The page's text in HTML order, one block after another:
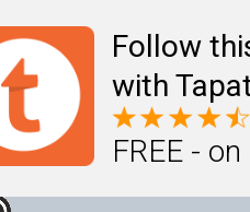
Follow
with
FREE -